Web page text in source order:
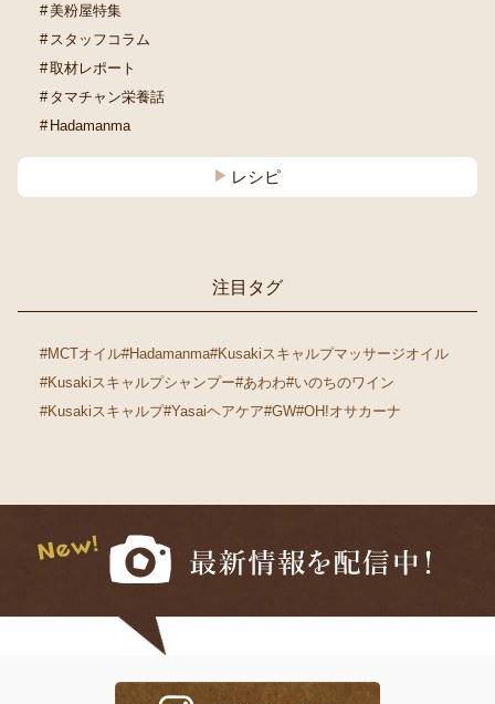
美粉屋特集
スタッフコラム
取材レポート
タマチャン栄養話
Hadamanma
レシピ
注目タグ
#MCTオイル#Hadamanma#Kusakiスキャルプマッサージオイル
#Kusakiスキャルプシャンプー#あわわ#いのちのワイン
#Kusakiスキャルプ#Yasaiヘアケア#GW#OH!オサカーナ